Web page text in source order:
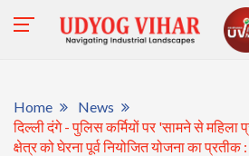
Home
News
दिल्ली दंगे - पुलिस कर्मियों पर 'सामने से महिला
क्षेत्र को घेरना पूर्व नियोजित योजना का प्रतीक :